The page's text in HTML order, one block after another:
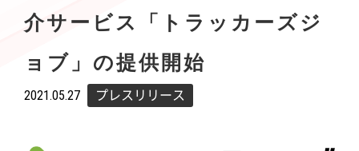
介サービス「トラッカーズジ
ョブ」の提供開始
2021.05.27 プレスリリース